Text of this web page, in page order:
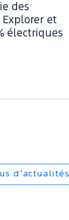
des
et
électriques
d’actualités